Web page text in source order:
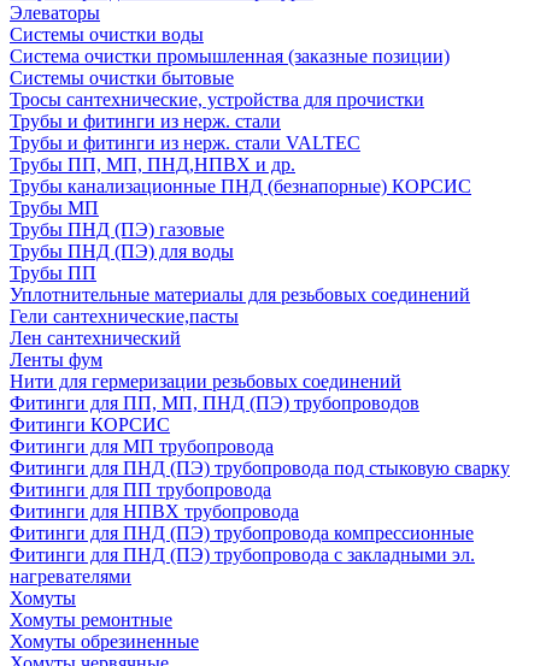
Элеваторы
Системы очистки воды
Система очистки промышленная (заказные позиции)
Системы очистки бытовые
Тросы сантехнические, устройства для прочистки
Трубы и фитинги из нерж. стали
Трубы и фитинги из нерж. стали VALTEC
Трубы ПП, МП, ПНД,НПВХ и др.
Трубы канализационные ПНД (безнапорные) КОРСИС
Трубы МП
Трубы ПНД (ПЭ) газовые
Трубы ПНД (ПЭ) для воды
Трубы ПП
Уплотнительные материалы для резьбовых соединений
Гели сантехнические,пасты
Лен сантехнический
Ленты фум
Нити для гермеризации резьбовых соединений
Фитинги для ПП, МП, ПНД (ПЭ) трубопроводов
Фитинги КОРСИС
Фитинги для МП трубопровода
Фитинги для ПНД (ПЭ) трубопровода под стыковую сварку
Фитинги для ПП трубопровода
Фитинги для НПВХ трубопровода
Фитинги для ПНД (ПЭ) трубопровода компрессионные
Фитинги для ПНД (ПЭ) трубопровода с закладными эл.
нагревателями
Хомуты
Хомуты ремонтные
Хомуты обрезиненные